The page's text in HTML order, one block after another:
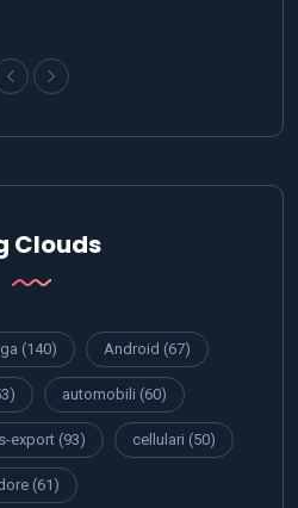
Clouds
(140) Android (67)
automobili (60)
export (93) cellulari (50)
(61)